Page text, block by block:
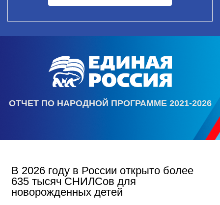
ОТЧЕТ ПО НАРОДНОЙ ПРОГРАММЕ 2021-2026
В 2026 году в России открыто более
635 тысяч СНИЛСов для
новорожденных детей